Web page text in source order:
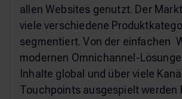
allen Websites genutzt. Der
viele verschiedene
segmentiert. Von der einfachen
modernen Omnichannel-
Inhalte global und über viele
Touchpoints ausgespielt werden